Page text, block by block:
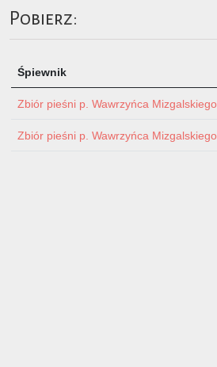
Pobierz:
Śpiewnik
Zbiór pieśni p. Wawrzyńca Mizgalskiego
Zbiór pieśni p. Wawrzyńca Mizgalskiego